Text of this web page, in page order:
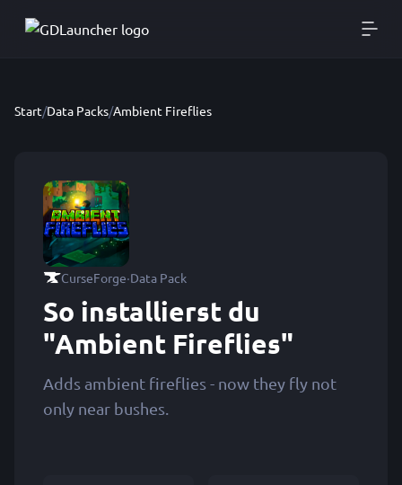
Start/Data Packs/Ambient Fireflies
CurseForge·Data Pack
So installierst du
"Ambient Fireflies"
Adds ambient fireflies - now they fly not
only near bushes.